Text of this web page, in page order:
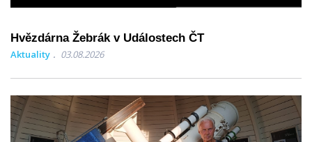
Hvězdárna Žebrák v Událostech ČT
Aktuality 03.08.2026